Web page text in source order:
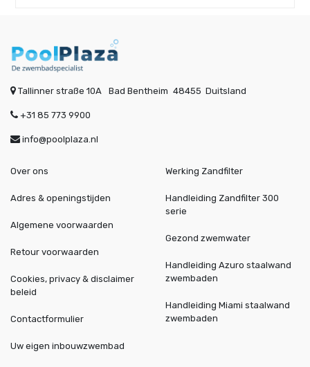
Tallinner straße 10A Bad Bentheim 48455 Duitsland
+31 85 773 9900
info@poolplaza.nl
Over ons
Adres & openingstijden
Algemene voorwaarden
Retour voorwaarden
Cookies, privacy & disclaimer
beleid
Contactformulier
Werking Zandfilter
Handleiding Zandfilter 300
serie
Gezond zwemwater
Handleiding Azuro staalwand
zwembaden
Handleiding Miami staalwand
zwembaden
Uw eigen inbouwzwembad